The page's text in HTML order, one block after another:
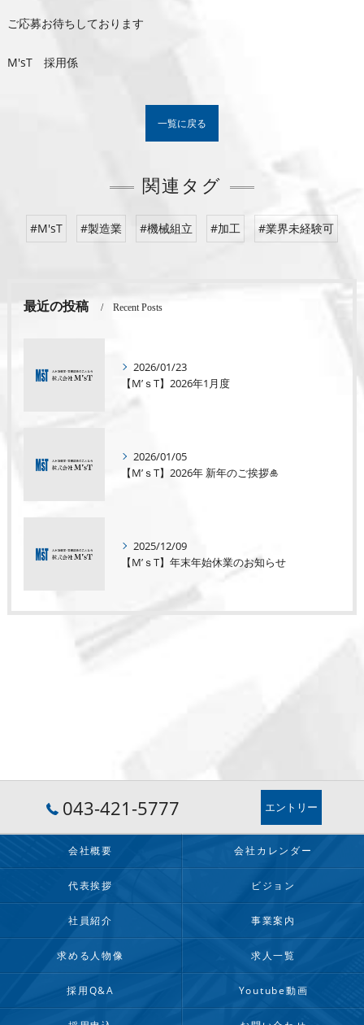
ご応募お待ちしております
M'sT 採用係
一覧に戻る
関連タグ
#M'sT #製造業 #機械組立 #加工 #業界未経験可
最近の投稿 Recent Posts
2026/01/23
【M’ｓT】2026年1月度
2026/01/05
【M’ｓT】2026年 新年のご挨拶🎍
2025/12/09
【M’ｓT】年末年始休業のお知らせ
043-421-5777 エントリー
会社概要 会社カレンダー
代表挨拶 ビジョン
社員紹介 事業案内
求める人物像 求人一覧
採用Q&A Youtube動画